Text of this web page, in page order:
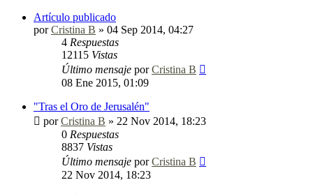
Artículo publicado
porCristina B » 04 Sep 2014, 04:27
4 Respuestas
12115 Vistas
Último mensaje porCristina B
08 Ene 2015, 01:09
"Tras el Oro de Jerusalén"
porCristina B » 22 Nov 2014, 18:23
0 Respuestas
8837 Vistas
Último mensaje porCristina B
22 Nov 2014, 18:23